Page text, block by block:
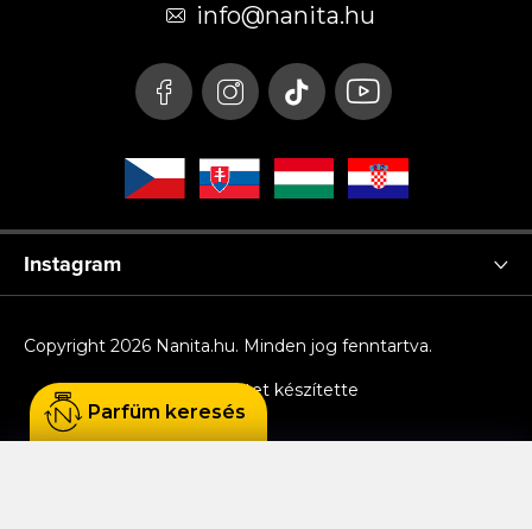
info@nanita.hu
Instagram
Shoptet készítette
Copyright 2026 Nanita.hu. Minden jog fenntartva.
Parfüm keresés